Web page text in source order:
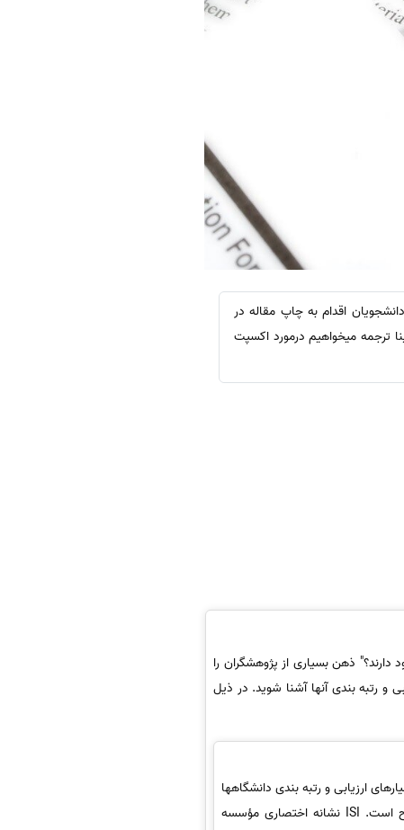
اقدام به چاپ مقاله در
ترجمه میخواهیم درمورد اکسپت
ذهن بسیاری از پژوهشگران را
و رتبه بندی آنها آشنا شوید. در ذیل
ارزیابی و رتبه بندی دانشگاهها
بوده اند. در سالهای اخیر معیار دیگری به نام “ISI “نیز در محافل علمی مطرح است. ISI نشانه اختصاری مؤسسه